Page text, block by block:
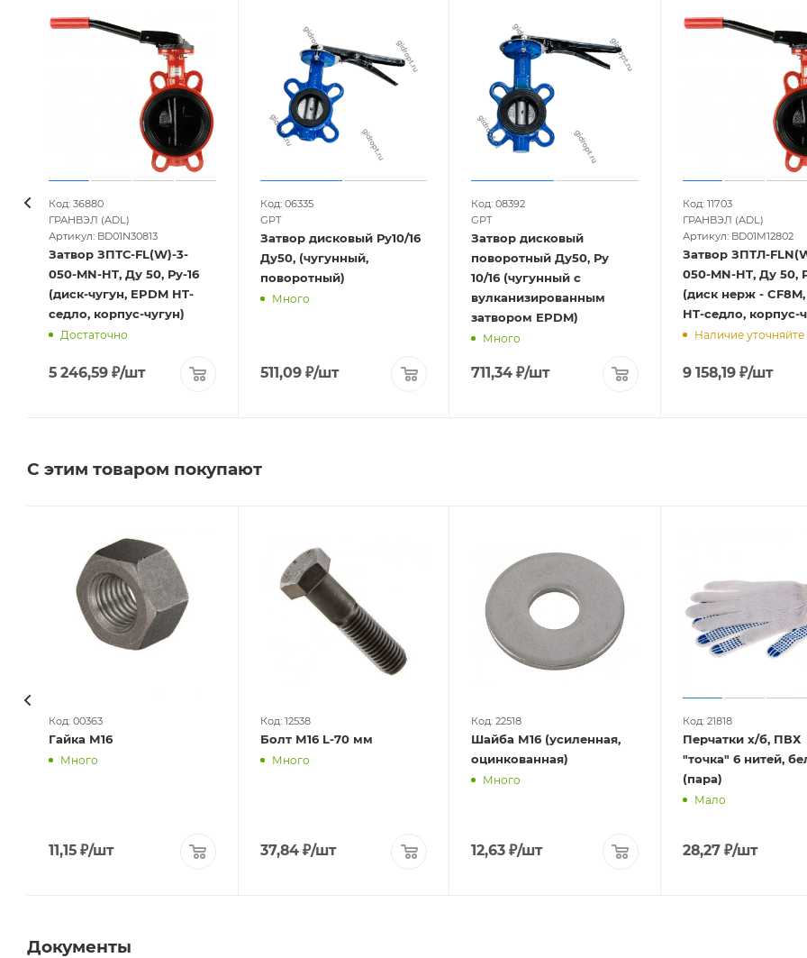
Код: 36880
ГРАНВЭЛ (ADL)
Артикул: BD01N30813
Затвор ЗПТС-FL(W)-3-
050-MN-HT, Ду 50, Ру-16
(диск-чугун, EPDM HT-
седло, корпус-чугун)
Достаточно
5 246,59 ₽/шт
Код: 06335
GPT
Затвор дисковый Ру10/16
Ду50, (чугунный,
поворотный)
Много
511,09₽/шт
Код: 08392
GPT
Затвор дисковый
поворотный Ду50, Ру
10/16 (чугунный с
вулканизированным
затвором EPDM)
Много
711,34 ₽/шт
Код: 11703
ГРАНВЭЛ (ADL)
Артикул: BD01M12802
Затвор ЗПТЛ-
050-MN-HT, Ду 50,
(диск нерж - CF8M,
HT-седло, корпус-
Наличие уточняйте
9 158,19₽/шт
С этим товаром покупают
Код: 00363
Гайка М16
Много
11,15 ₽/шт
Код: 12538
Болт М16 L-70 мм
Много
37,84₽/шт
Код: 22518
Шайба М16 (усиленная,
оцинкованная)
Много
12,63 ₽/шт
Код: 21818
Перчатки х/б, ПВХ
"точка" 6 нитей,
(пара)
Мало
28,27₽/шт
Документы